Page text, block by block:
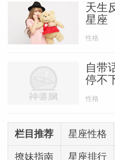
贪婪、羡慕、愤怒、
的需求，以及隐藏在
想。
我们只能透过认识并
能够自我转化。
如果我们不知道心中
法产生任何改变，也
天生
星座
性格
自带
停不
性格
栏目推荐 星座性格
撩妹指南 星座排行